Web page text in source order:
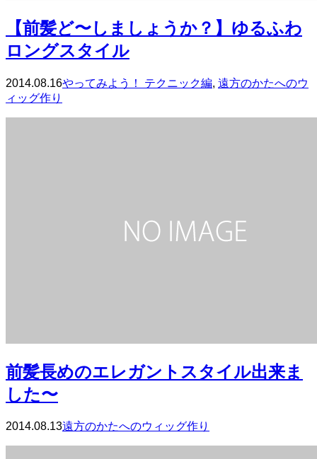
【前髪ど〜しましょうか？】ゆるふわ
ロングスタイル
2014.08.16やってみよう！ テクニック編, 遠方のかたへのウ
ィッグ作り
前髪長めのエレガントスタイル出来ま
した〜
2014.08.13遠方のかたへのウィッグ作り